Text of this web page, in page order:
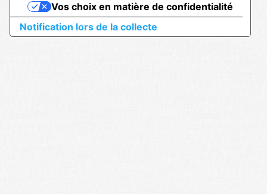
Notification lors de la collecte
Vos choix en matière de confidentialité